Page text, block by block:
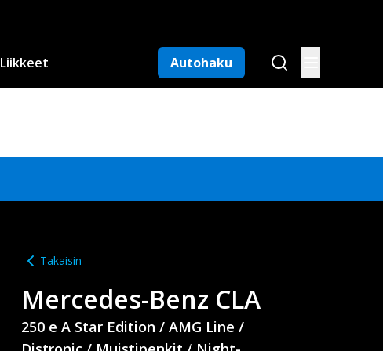
Liikkeet Autohaku
Takaisin
Mercedes-Benz CLA
250 e A Star Edition / AMG Line /